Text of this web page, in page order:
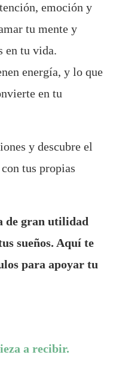
emoción y
tu mente y
en tu vida.
energía, y lo que
en tu
y descubre el
tus propias
de gran utilidad
sueños. Aquí te
para apoyar tu
a recibir.